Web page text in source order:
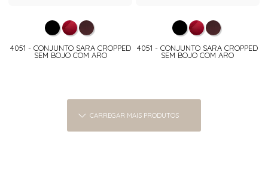
4051 - CONJUNTO SARA CROPPED
SEM BOJO COM ARO
4051 - CONJUNTO SARA CROPPED
SEM BOJO COM ARO
CARREGAR MAIS PRODUTOS